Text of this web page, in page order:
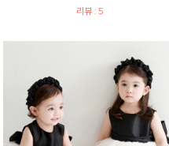
리뷰 : 5